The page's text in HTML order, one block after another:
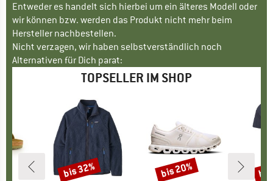
Entweder es handelt sich hierbei um ein älteres Modell oder
wir können bzw. werden das Produkt nicht mehr beim
Hersteller nachbestellen.
Nicht verzagen, wir haben selbstverständlich noch
Alternativen für Dich parat:
TOPSELLER IM SHOP
Rabatt
bis 32% Rabatt
bis 20%